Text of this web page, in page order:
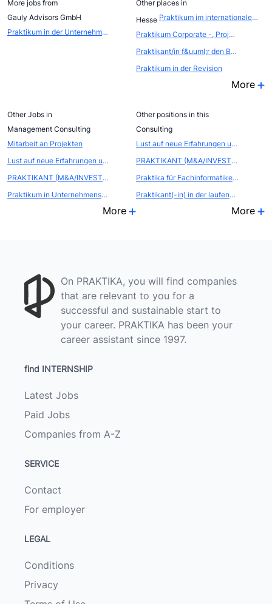
More jobs from
Gauly Advisors GmbH
Praktikum in der Unternehmenskommunikation mit Schwerpunkt Public Affairs & Government Relations
Other places in
Hesse
Praktikum im internationalen EVENTBEREICH (Atout France, die franz&ouml;sische Zentrale f&uuml;r Tourismus, Abteilung FRANCE CONVENTION BUREAU
Praktikum Corporate -, Project -, Structured -, Clean Energy -, Real Estate Finance u. Capital Markets
Praktikant/in f&uuml;r den Bereich Online Marketing und Content Management
Praktikum in der Revision
More
Other Jobs in
Management Consulting
Mitarbeit an Projekten
Lust auf neue Erfahrungen und spannende Herausforderungen? Dann komm zu uns als Werksstudent (m/w/d)
PRAKTIKANT (M&A/INVESTMENT BANKING) (M/W/D)
Praktikum in Unternehmensberatung
More
Other positions in this
Consulting
Lust auf neue Erfahrungen und spannende Herausforderungen? Dann komm zu uns als Werksstudent (m/w/d)
PRAKTIKANT (M&A/INVESTMENT BANKING) (M/W/D)
Praktika für Fachinformatiker/-in Systemintegration
Praktikant(-in) in der laufenden Projektarbeit
More
On PRAKTIKA, you will find companies
that are relevant to you for a
successful and sustainable start to
your career. PRAKTIKA has been your
career assistant since 1997.
find INTERNSHIP
Latest Jobs
Paid Jobs
Companies from A-Z
SERVICE
Contact
For employer
LEGAL
Conditions
Privacy